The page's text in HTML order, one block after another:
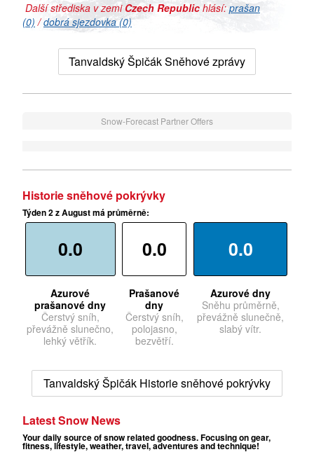
Další střediska v zemi Czech Republic hlásí: prašan
(0) /dobrá sjezdovka (0)
Tanvaldský Špičák Sněhové zprávy
Snow-Forecast Partner Offers
Historie sněhové pokrývky
Týden 2 z August má průměrně:
0.0
Azurové
prašanové dny
Čerstvý sníh,
převážně slunečno,
lehký větřík.
0.0
Prašanové
dny
Čerstvý sníh,
polojasno,
bezvětří.
0.0
Azurové dny
Sněhu průměrně,
převážně slunečně,
slabý vítr.
Tanvaldský Špičák Historie sněhové pokrývky